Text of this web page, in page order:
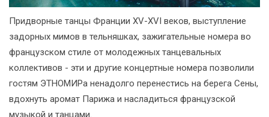
Придворные танцы Франции XV-XVI веков, выступление
задорных мимов в тельняшках, зажигательные номера во
французском стиле от молодежных танцевальных
коллективов - эти и другие концертные номера позволили
гостям ЭТНОМИРа ненадолго перенестись на берега Сены,
вдохнуть аромат Парижа и насладиться французской
музыкой и танцами.